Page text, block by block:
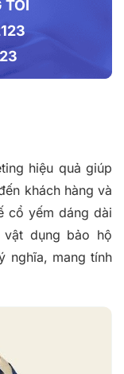
TÔI
hiệu quả giúp
khách hàng và
cổ yếm dáng dài
dụng bảo hộ
nghĩa, mang tính